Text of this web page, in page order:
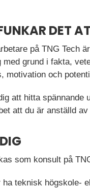
DET
på TNG Tech
med grund i fakta,
motivation och
att hitta spännande
att du är anställd
som konsult på
ha teknisk högskole-